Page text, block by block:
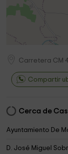
Carretera CM
Compartir
Cerca de
Ayuntamiento De
D. José Miguel